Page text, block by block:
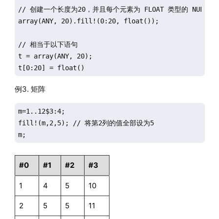
// 创建一个长度为20，并且每个元素为 FLOAT 类型的 NULL 值
array(ANY, 20).fill!(0:20, float());
// 相当于以下语句
t = array(ANY, 20);
t[0:20] = float()
例3. 矩阵
m=1..12$3:4;
fill!(m,2,5); // 将第2列的值全部设为5
m;
#0 #1 #2 #3
1 4 5 10
2 5 5 11